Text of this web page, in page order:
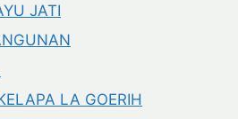
JATI
LA GOERIH